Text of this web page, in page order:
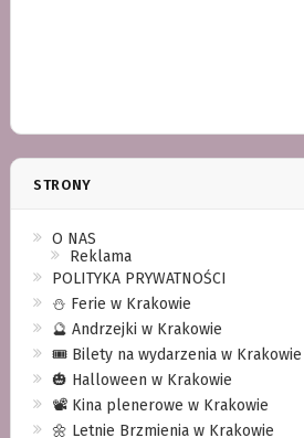
STRONY
O NAS
Reklama
POLITYKA PRYWATNOŚCI
⛄️ Ferie w Krakowie
🔮 Andrzejki w Krakowie
🎟️ Bilety na wydarzenia w Krakowie
🎃 Halloween w Krakowie
📽️ Kina plenerowe w Krakowie
🌼 Letnie Brzmienia w Krakowie